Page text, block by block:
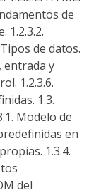
de
1.2.3.2.
de datos.
entrada y
1.2.3.6.
1.3.
Modelo de
en
1.3.4.
del